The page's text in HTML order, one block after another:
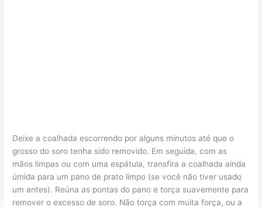
Deixe a coalhada escorrendo por alguns minutos até que o
grosso do soro tenha sido removido. Em seguida, com as
mãos limpas ou com uma espátula, transfira a coalhada ainda
úmida para um pano de prato limpo (se você não tiver usado
um antes). Reúna as pontas do pano e torça suavemente para
remover o excesso de soro. Não torça com muita força, ou a